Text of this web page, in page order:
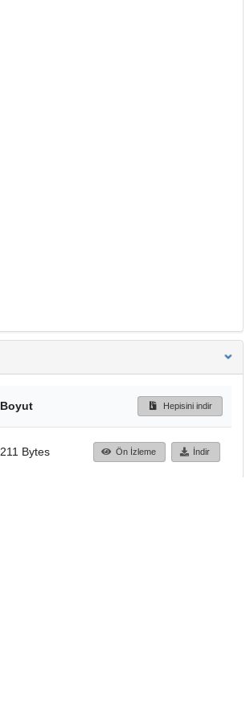
Boyut Hepisini indir
211 Bytes Ön İzleme İndir